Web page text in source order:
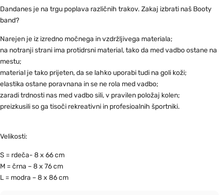
Dandanes je na trgu poplava različnih trakov. Zakaj izbrati naš Booty
band?
Narejen je iz izredno močnega in vzdržljivega materiala;
na notranji strani ima protidrsni material, tako da med vadbo ostane na
mestu;
material je tako prijeten, da se lahko uporabi tudi na goli koži;
elastika ostane poravnana in se ne rola med vadbo;
zaradi trdnosti nas med vadbo sili, v pravilen položaj kolen;
preizkusili so ga tisoči rekreativni in profesioalnih športniki.
Velikosti:
S = rdeča- 8 x 66 cm
M = črna – 8 x 76 cm
L = modra – 8 x 86 cm